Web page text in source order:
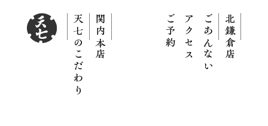
関内本店
天七のこだわり ご予約 アクセス ごあんない 北鎌倉店